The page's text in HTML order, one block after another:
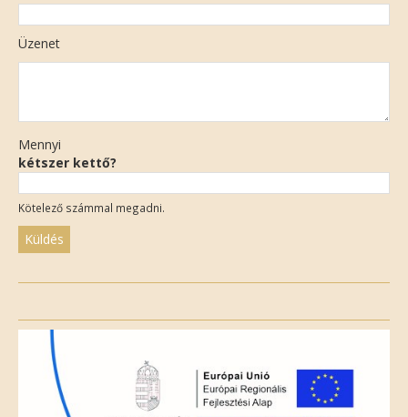
Üzenet
Mennyi
kétszer kettő?
Kötelező számmal megadni.
field
empty.